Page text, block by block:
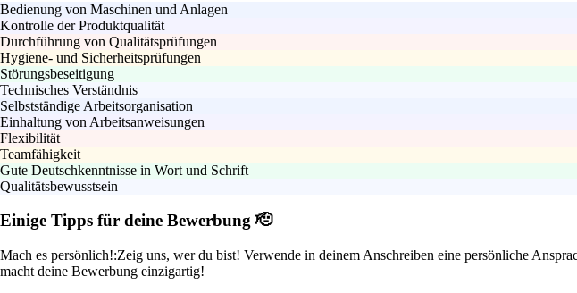
Bedienung von Maschinen und Anlagen
Kontrolle der Produktqualität
Durchführung von Qualitätsprüfungen
Hygiene- und Sicherheitsprüfungen
Störungsbeseitigung
Technisches Verständnis
Selbstständige Arbeitsorganisation
Einhaltung von Arbeitsanweisungen
Flexibilität
Teamfähigkeit
Gute Deutschkenntnisse in Wort und Schrift
Qualitätsbewusstsein
Einige Tipps für deine Bewerbung 🫡
Mach es persönlich!:Zeig uns, wer du bist! Verwende in deinem Anschreiben eine persönliche
macht deine Bewerbung einzigartig!